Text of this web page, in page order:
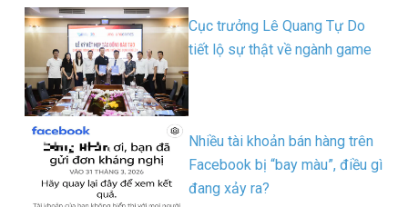
Cục trưởng Lê Quang Tự Do
tiết lộ sự thật về ngành game
Nhiều tài khoản bán hàng trên
Facebook bị “bay màu”, điều gì
đang xảy ra?